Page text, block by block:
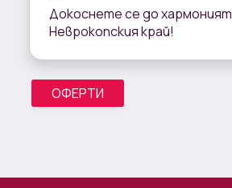
Докоснете се до
Неврокопския край!
ОФЕРТИ